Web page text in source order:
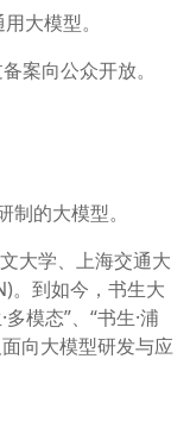
大模型。
案向公众开放。
的大模型。
大学、上海交通大
。到如今，书生大
模态”、“书生·浦
向大模型研发与应